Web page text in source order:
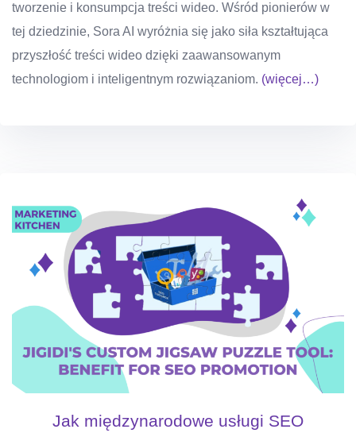
tworzenie i konsumpcja treści wideo. Wśród pionierów w
tej dziedzinie, Sora AI wyróżnia się jako siła kształtująca
przyszłość treści wideo dzięki zaawansowanym
technologiom i inteligentnym rozwiązaniom. (więcej…)
Jak międzynarodowe usługi SEO